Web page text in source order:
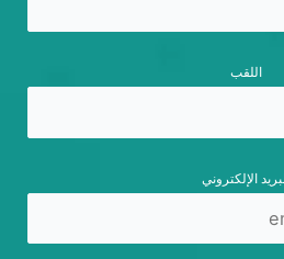
اللقب
الإلكتروني